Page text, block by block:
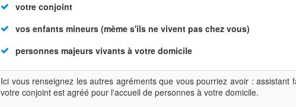
votre conjoint
vos enfants mineurs (même s'ils ne vivent pas chez vous)
personnes majeurs vivants à votre domicile
Ici vous renseignez les autres agréments que vous pourriez avoir : assistant
votre conjoint est agréé pour l'accueil de personnes à votre domicile.